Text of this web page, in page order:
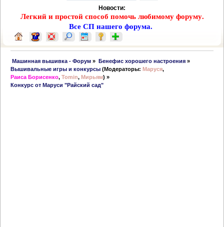
Новости:
Легкий и простой способ помочь любимому форуму.
Все СП нашего форума.
Машинная вышивка - Форум » Бенефис хорошего настроения»
Вышивальные игры и конкурсы (Модераторы:Маруся,
Раиса Борисенко,Tomin,Мирьям) »
Конкурс от Маруси "Райский сад"